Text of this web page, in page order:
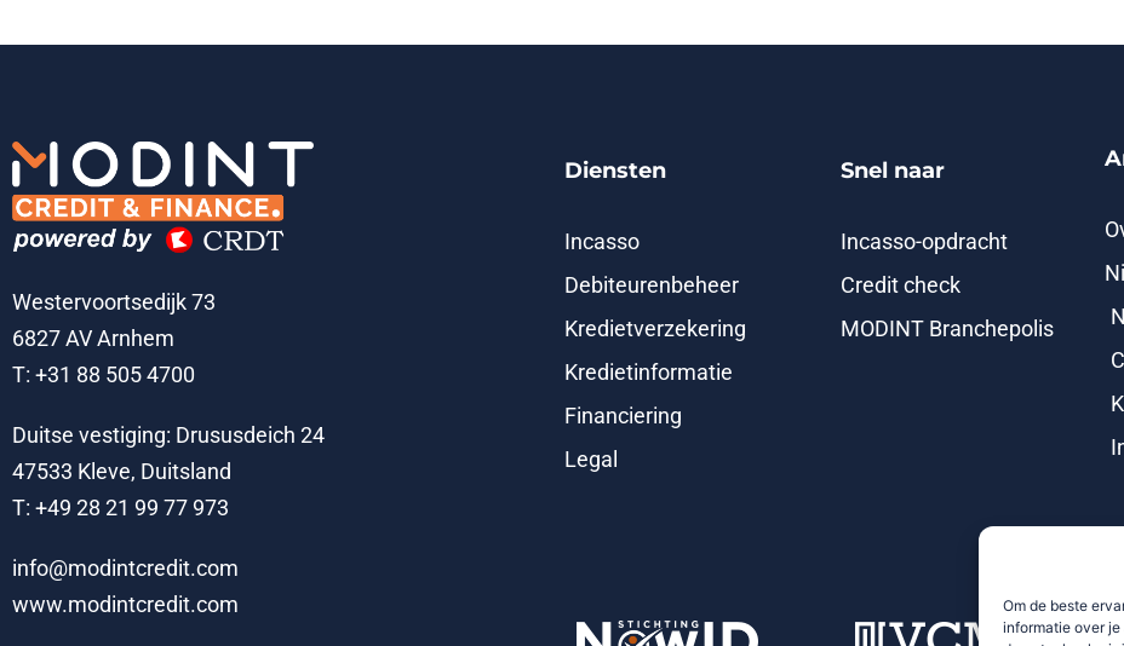
Om de beste
informatie over
Westervoortsedijk 73
6827 AV Arnhem
T: +31 88 505 4700
Duitse vestiging: Drususdeich 24
47533 Kleve, Duitsland
T: +49 28 21 99 77 973
info@modintcredit.com
www.modintcredit.com
Diensten
Incasso
Debiteurenbeheer
Kredietverzekering
Kredietinformatie
Financiering
Legal
Snel naar
Incasso-opdracht
Credit check
MODINT Branchepolis